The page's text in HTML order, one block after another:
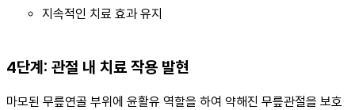
지속적인 치료 효과 유지
4단계: 관절 내 치료 작용 발현
마모된 무릎연골 부위에 윤활유 역할을 하여 약해진 무릎관절을 보호